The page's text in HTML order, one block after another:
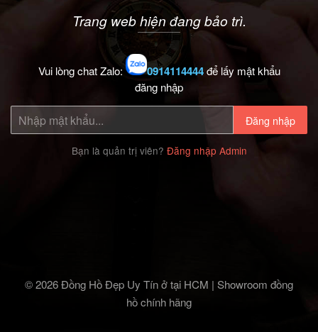
Trang web hiện đang bảo trì.
Vui lòng chat Zalo: 0914114444để lấy mật khẩu
đăng nhập
Đăng nhập
Bạn là quản trị viên? Đăng nhập Admin
© 2026 Đồng Hồ Đẹp Uy Tín ở tại HCM | Showroom đồng
hồ chính hãng‎